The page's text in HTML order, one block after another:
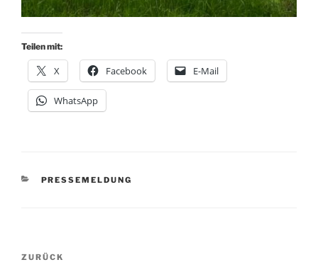
Teilen mit:
X Facebook E-Mail
WhatsApp
KATEGORIEN
PRESSEMELDUNG
Beitragsnavigation
Vorheriger
ZURÜCK